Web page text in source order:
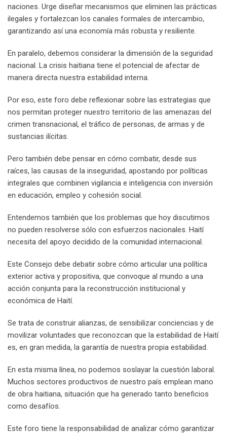
naciones. Urge diseñar mecanismos que eliminen las prácticas
ilegales y fortalezcan los canales formales de intercambio,
garantizando así una economía más robusta y resiliente.
En paralelo, debemos considerar la dimensión de la seguridad
nacional. La crisis haitiana tiene el potencial de afectar de
manera directa nuestra estabilidad interna.
Por eso, este foro debe reflexionar sobre las estrategias que
nos permitan proteger nuestro territorio de las amenazas del
crimen transnacional, el tráfico de personas, de armas y de
sustancias ilícitas.
Pero también debe pensar en cómo combatir, desde sus
raíces, las causas de la inseguridad, apostando por políticas
integrales que combinen vigilancia e inteligencia con inversión
en educación, empleo y cohesión social.
Entendemos también que los problemas que hoy discutimos
no pueden resolverse sólo con esfuerzos nacionales. Haití
necesita del apoyo decidido de la comunidad internacional.
Este Consejo debe debatir sobre cómo articular una política
exterior activa y propositiva, que convoque al mundo a una
acción conjunta para la reconstrucción institucional y
económica de Haití.
Se trata de construir alianzas, de sensibilizar conciencias y de
movilizar voluntades que reconozcan que la estabilidad de Haití
es, en gran medida, la garantía de nuestra propia estabilidad.
En esta misma línea, no podemos soslayar la cuestión laboral.
Muchos sectores productivos de nuestro país emplean mano
de obra haitiana, situación que ha generado tanto beneficios
como desafíos.
Este foro tiene la responsabilidad de analizar cómo garantizar